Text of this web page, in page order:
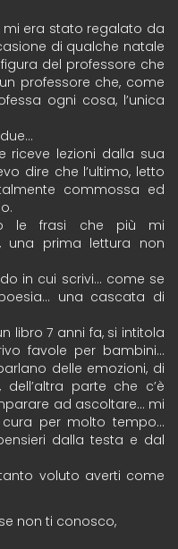
era stato regalato da
di qualche natale
del professore che
professore che, come
ogni cosa, l’unica
riceve lezioni dalla sua
dire che l’ultimo, letto
commossa ed
le frasi che più mi
una prima lettura non
in cui scrivi… come se
una cascata di
libro 7 anni fa, si intitola
favole per bambini…
delle emozioni, di
parte che c’è
ad ascoltare… mi
per molto tempo…
dalla testa e dal
voluto averti come
non ti conosco,